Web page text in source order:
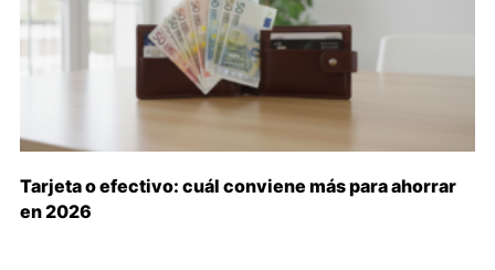
Tarjeta o efectivo: cuál conviene más para ahorrar
en 2026